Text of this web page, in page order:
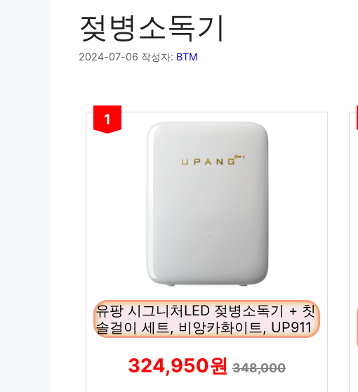
젖병소독기
2024-07-06 작성자: BTM
1
유팡 시그니처LED 젖병소독기 + 칫
솔걸이 세트, 비앙카화이트, UP911
324,950원 348,000